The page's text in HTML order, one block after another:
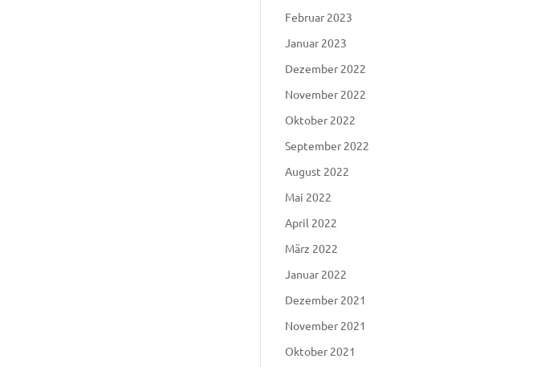
Februar 2023
Januar 2023
Dezember 2022
November 2022
Oktober 2022
September 2022
August 2022
Mai 2022
April 2022
März 2022
Januar 2022
Dezember 2021
November 2021
Oktober 2021